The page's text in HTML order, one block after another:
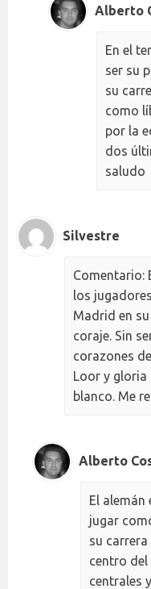
Alberto
En el
ser su
su
como
por la
dos
saludo
Silvestre
Comentario:
los
Madrid en
coraje. Sin
corazones
Loor y gloria
blanco. Me
Alberto
El alemán
jugar
su
centro
centrales